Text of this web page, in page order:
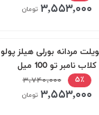
۳,۵۵۳,۰۰۰ تومان
مردانه بورلی هیلز پولو
کلاب نامبر تو 100 میل
۵٪
۳,۷۴۰,۰۰۰
۳,۵۵۳,۰۰۰ تومان